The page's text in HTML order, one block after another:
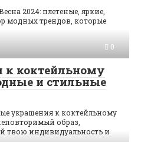
2024: плетеные, яркие,
модных трендов, которые
0
к коктейльному
и стильные
украшения к коктейльному
образ,
твою индивидуальность и